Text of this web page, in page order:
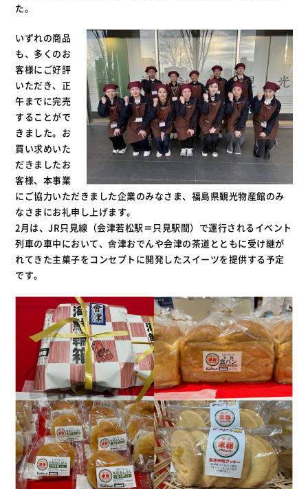
た。
いずれの商品
も、多くのお
客様にご好評
いただき、正
午までに完売
することがで
きました。お
買い求めいた
だきましたお
客様、本事業
にご協力いただきました企業のみなさま、福島県観光物産館のみ
なさまにお礼申し上げます。
2月は、JR只見線（会津若松駅＝只見駅間）で運行されるイベント
列車の車中において、會津おでんや会津の茶道とともに受け継が
れてきた主菓子をコンセプトに開発したスイーツを提供する予定
です。